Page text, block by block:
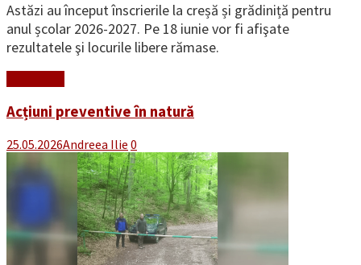
Astăzi au început înscrierile la creșă și grădiniță pentru
anul școlar 2026-2027. Pe 18 iunie vor fi afişate
rezultatele şi locurile libere rămase.
Acțiuni preventive în natură
25.05.2026Andreea Ilie 0